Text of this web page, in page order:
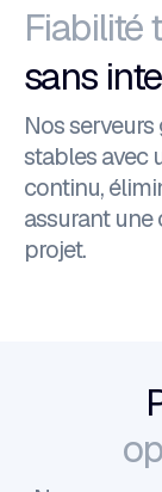
Fiabilité
sans
Nos
stables avec
continu,
assurant une
projet.